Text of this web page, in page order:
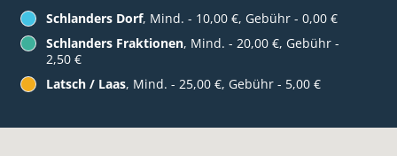
Schlanders Dorf, Mind. - 10,00 €, Gebühr - 0,00 €
Schlanders Fraktionen, Mind. - 20,00 €, Gebühr -
2,50 €
Latsch / Laas, Mind. - 25,00 €, Gebühr - 5,00 €